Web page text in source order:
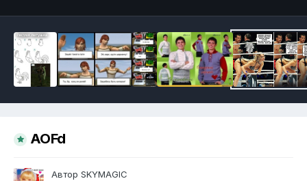
AOFd
Автор SKYMAGIC